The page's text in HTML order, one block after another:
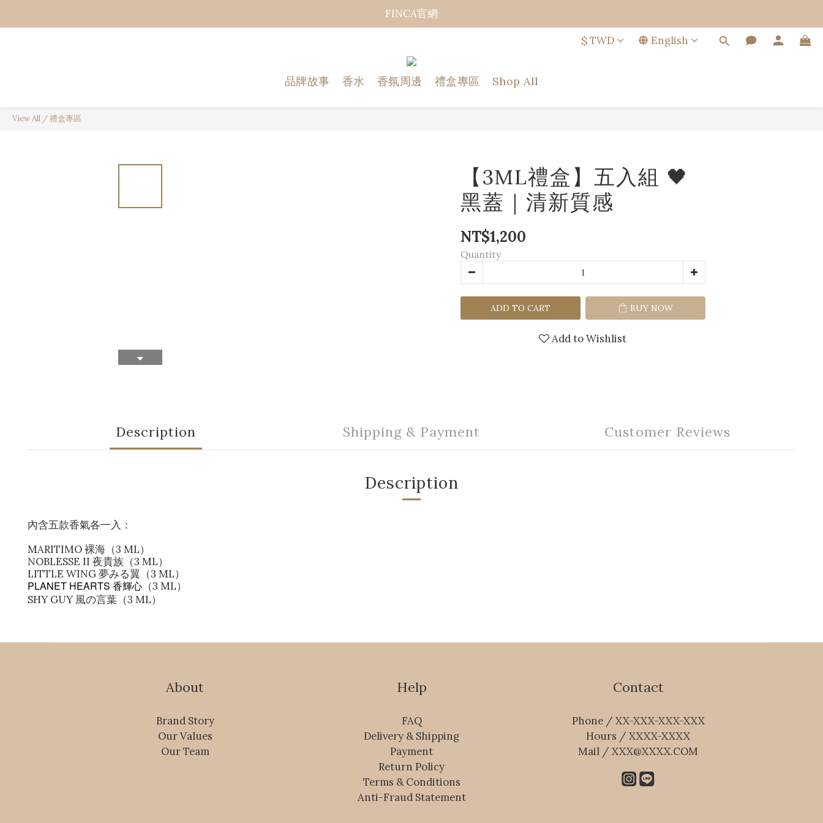
FINCA官網
$TWD English
品牌故事 香水 香氛周邊 禮盒專區 Shop All
View All /禮盒專區
【3ML禮盒】五入組 🖤
黑蓋｜清新質感
NT$1,200
Quantity
ADD TO CART BUY NOW
Add to Wishlist
Description Shipping & Payment Customer Reviews
Description
內含五款香氣各一入：
MARITIMO 裸海（3 ML）
NOBLESSE II 夜貴族 （3 ML）
LITTLE WING 夢みる翼（3 ML）
PLANET HEARTS 香輝心
（3 ML）
SHY GUY 風の言葉（3 ML）
About
Brand Story
Our Values
Our Team
Help
FAQ
Delivery & Shipping
Payment
Return Policy
Terms & Conditions
Anti-Fraud Statement
Contact
Phone / XX-XXX-XXX-XXX
Hours / XXXX-XXXX
Mail / XXX@XXXX.COM